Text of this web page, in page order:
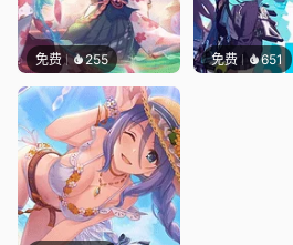
免费 255 免费 651